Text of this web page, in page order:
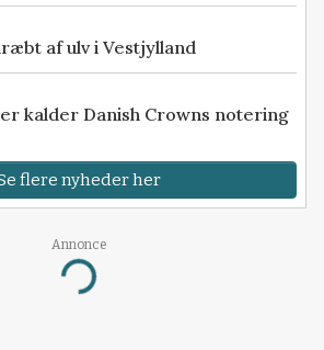
af ulv i Vestjylland
kalder Danish Crowns notering
flere nyheder her
Annonce
Loading...